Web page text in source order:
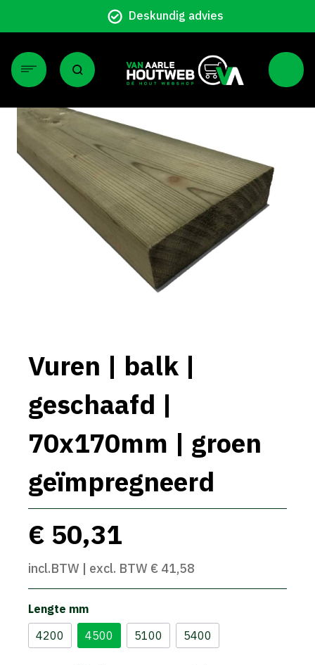
Deskundig advies
Vuren | balk |
geschaafd |
70x170mm | groen
geïmpregneerd
€ 50,31
incl.BTW | excl. BTW € 41,58
Lengte mm
4200
4500 5100 5400